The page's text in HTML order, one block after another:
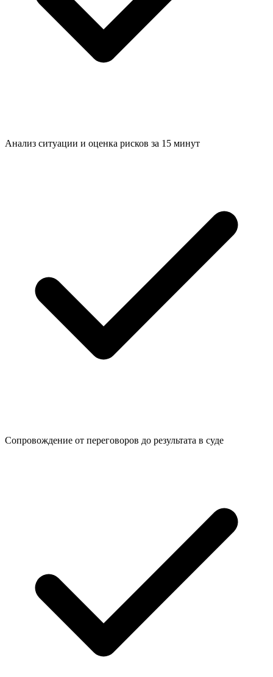
Анализ ситуации и оценка рисков за 15 минут
Сопровождение от переговоров до результата в суде